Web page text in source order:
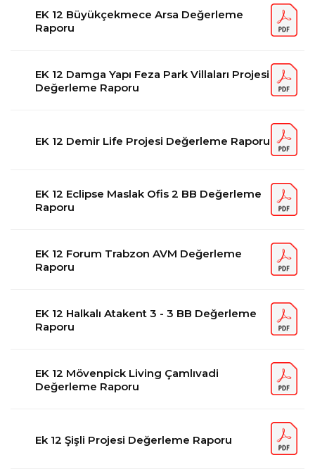
EK 12 Büyükçekmece Arsa Değerleme
Raporu
EK 12 Damga Yapı Feza Park Villaları Projesi
Değerleme Raporu
EK 12 Demir Life Projesi Değerleme Raporu
EK 12 Eclipse Maslak Ofis 2 BB Değerleme
Raporu
EK 12 Forum Trabzon AVM Değerleme
Raporu
EK 12 Halkalı Atakent 3 - 3 BB Değerleme
Raporu
EK 12 Mövenpick Living Çamlıvadi
Değerleme Raporu
Ek 12 Şişli Projesi Değerleme Raporu